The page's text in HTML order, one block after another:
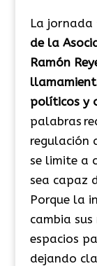
La
de la
Ramón
políticos y
palabras
regulación
se limite a
sea capaz
Porque la
cambia sus
espacios
dejando